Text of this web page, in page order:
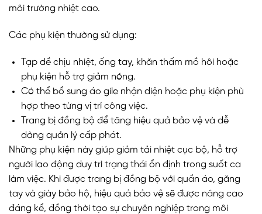
môi trường nhiệt cao.
Các phụ kiện thường sử dụng:
Tạp dề chịu nhiệt, ống tay, khăn thấm mồ hôi hoặc
phụ kiện hỗ trợ giảm nóng.
Có thể bổ sung áo gile nhận diện hoặc phụ kiện phù
hợp theo từng vị trí công việc.
Trang bị đồng bộ để tăng hiệu quả bảo vệ và dễ
dàng quản lý cấp phát.
Những phụ kiện này giúp giảm tải nhiệt cục bộ, hỗ trợ
người lao động duy trì trạng thái ổn định trong suốt ca
làm việc. Khi được trang bị đồng bộ với quần áo, găng
tay và giày bảo hộ, hiệu quả bảo vệ sẽ được nâng cao
đáng kể, đồng thời tạo sự chuyên nghiệp trong môi